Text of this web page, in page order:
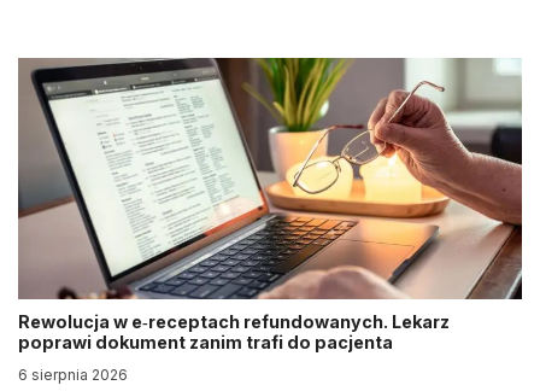
Rewolucja w e‑receptach refundowanych. Lekarz
poprawi dokument zanim trafi do pacjenta
6 sierpnia 2026